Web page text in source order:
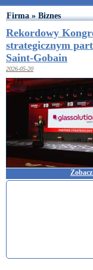
Firma » Biznes
Rekordowy
strategicznym
Saint-Gobain
2026-05-20